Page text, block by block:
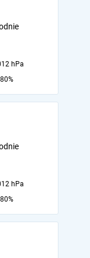
hPa
80%
hPa
80%